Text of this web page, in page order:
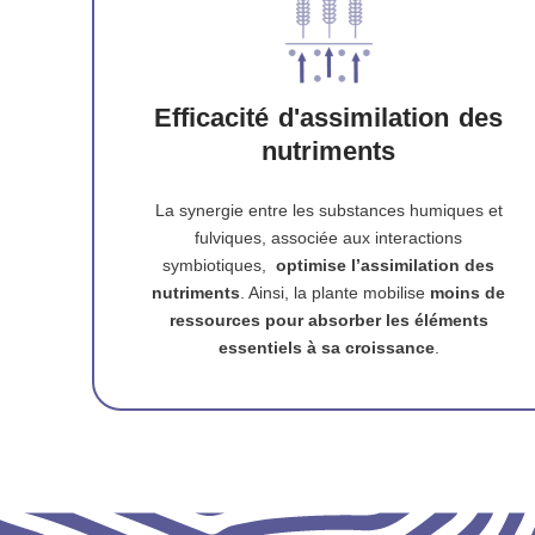
Efficacité d'assimilation des
nutriments
La synergie entre les substances humiques et
fulviques, associée aux interactions
symbiotiques, optimise l’assimilation des
nutriments. Ainsi, la plante mobilise moins de
ressources pour absorber les éléments
essentiels à sa croissance.